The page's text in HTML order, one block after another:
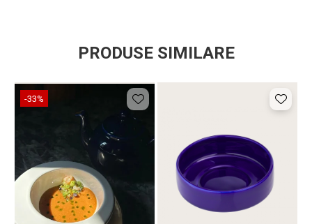
PRODUSE SIMILARE
-33%